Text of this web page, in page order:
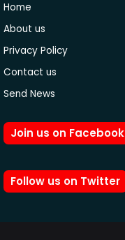
Home
About us
Privacy Policy
Contact us
Send News
Join us on Facebook
Follow us on Twitter